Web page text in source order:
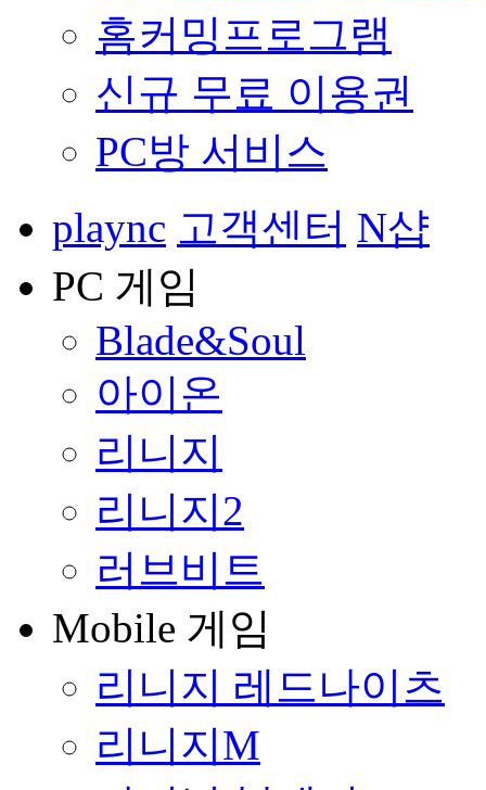
홈커밍프로그램
신규 무료 이용권
PC방 서비스
plaync 고객센터 N샵
PC 게임
Blade&Soul
아이온
리니지
리니지2
러브비트
Mobile 게임
리니지 레드나이츠
리니지M